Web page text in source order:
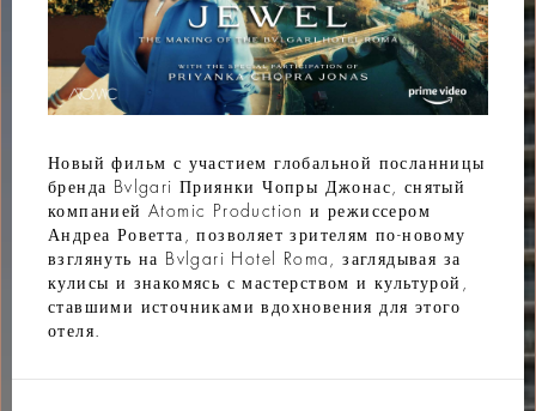
Новый фильм с участием глобальной посланницы
бренда Bvlgari Приянки Чопры Джонас, снятый
компанией Atomic Production и режиссером
Андреа Роветта, позволяет зрителям по-новому
взглянуть на Bvlgari Hotel Roma, заглядывая за
кулисы и знакомясь с мастерством и культурой,
ставшими источниками вдохновения для этого
отеля.